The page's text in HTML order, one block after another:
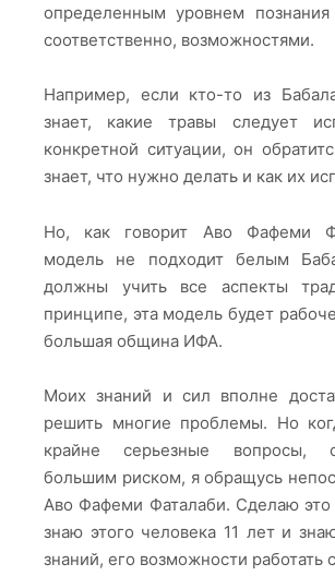
определенным уровнем
соответственно, возможностями.
Например, если кто-то из
знает, какие травы следует
конкретной ситуации, он
знает, что нужно делать и как их
Но, как говорит Аво Фафеми
модель не подходит белым
должны учить все аспекты
принципе, эта модель будет
большая община ИФА.
Моих знаний и сил вполне
решить многие проблемы. Но
крайне серьезные вопросы,
большим риском, я обращусь
Аво Фафеми Фаталаби. Сделаю это
знаю этого человека 11 лет и
знаний, его возможности работать